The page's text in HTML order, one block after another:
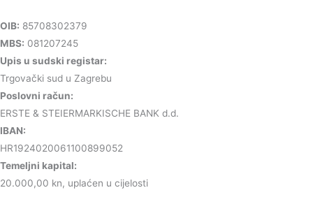
OIB: 85708302379
MBS: 081207245
Upis u sudski registar:
Trgovački sud u Zagrebu
Poslovni račun:
ERSTE & STEIERMARKISCHE BANK d.d.
IBAN:
HR1924020061100899052
Temeljni kapital:
20.000,00 kn, uplaćen u cijelosti